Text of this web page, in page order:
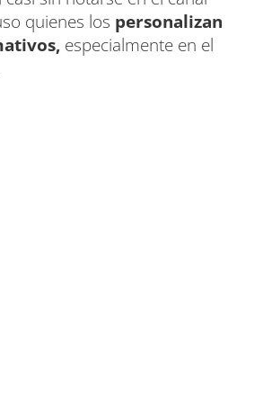
quienes los personalizan
especialmente en el